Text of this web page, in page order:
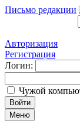
Письмо редакции
Авторизация
Регистрация
Логин:
Чужой
Войти
Меню